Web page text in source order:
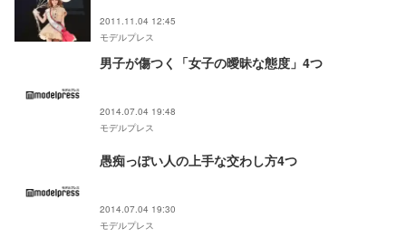
2011.11.04 12:45
モデルプレス
男子が傷つく「女子の曖昧な態度」4つ
2014.07.04 19:48
モデルプレス
愚痴っぽい人の上手な交わし方4つ
2014.07.04 19:30
モデルプレス